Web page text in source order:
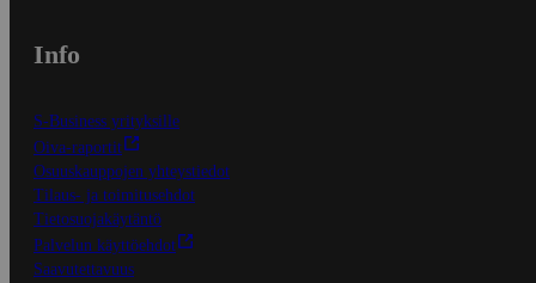
Info
S-Business yrityksille
Oiva-raportit
Osuuskauppojen yhteystiedot
Tilaus- ja toimitusehdot
Tietosuojakäytäntö
Palvelun käyttöehdot
Saavutettavuus